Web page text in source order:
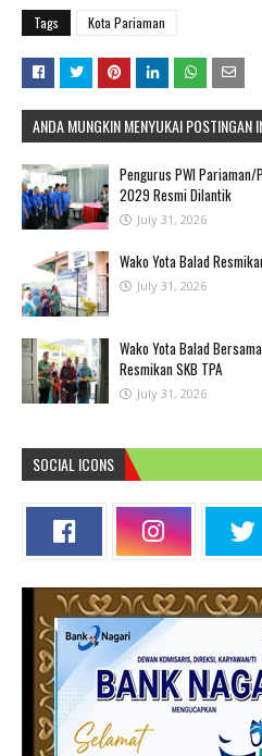
Tags Kota Pariaman
ANDA MUNGKIN MENYUKAI POSTINGAN
Pengurus PWI
2029 Resmi Dilantik
July 31, 2026
Wako Yota Balad
July 31, 2026
Wako Yota Balad
Resmikan SKB TPA
July 31, 2026
SOCIAL ICONS